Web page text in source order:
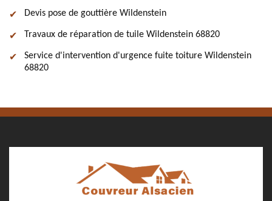
Devis pose de gouttière Wildenstein
Travaux de réparation de tuile Wildenstein 68820
Service d'intervention d'urgence fuite toiture Wildenstein
68820